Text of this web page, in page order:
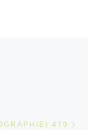
479